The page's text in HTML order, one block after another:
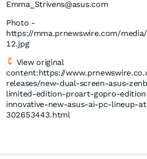
Emma_Strivens@asus.com
Photo -
https://mma.prnewswire.com/
12.jpg
View original
content:https://
releases/new-dual-screen-asus-
limited-edition-proart-gopro-
innovative-new-asus-ai-pc-lineup-
302653443.html